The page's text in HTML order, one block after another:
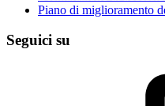
Piano di miglioramento
Seguici su